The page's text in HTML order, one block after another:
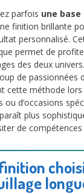
parfois une base
finition brillante
personnalisé.
permet de
des deux univers.
de passionnées
cette méthode lors
ou d’occasions
plus
de compétences